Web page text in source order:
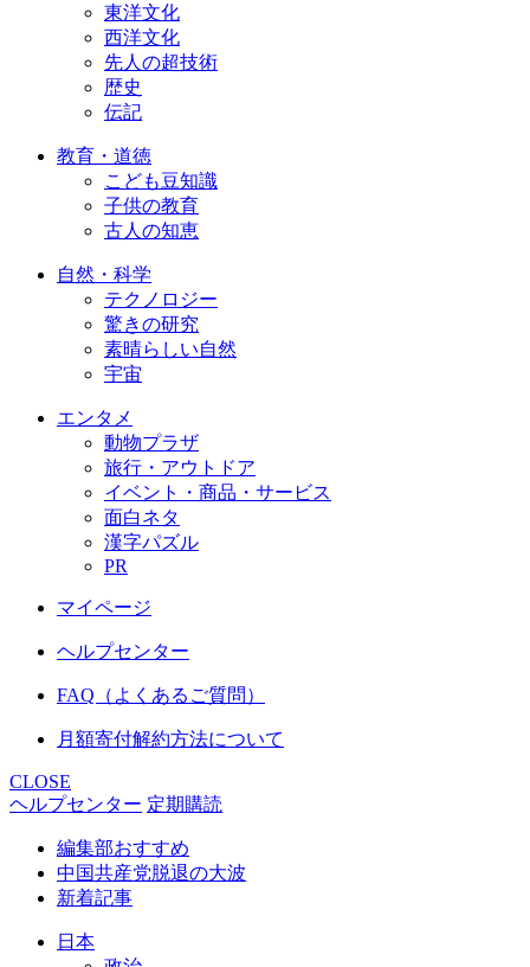
東洋文化
西洋文化
先人の超技術
歴史
伝記
教育・道徳
こども豆知識
子供の教育
古人の知恵
自然・科学
テクノロジー
驚きの研究
素晴らしい自然
宇宙
エンタメ
動物プラザ
旅行・アウトドア
イベント・商品・サービス
面白ネタ
漢字パズル
PR
マイページ
ヘルプセンター
FAQ（よくあるご質問）
月額寄付解約方法について
CLOSE
ヘルプセンター 定期購読
編集部おすすめ
中国共産党脱退の大波
新着記事
日本